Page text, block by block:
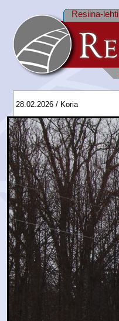
Resiina-lehti
28.02.2026 / Koria